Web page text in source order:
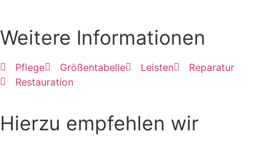
Weitere Informationen
Pflege Größentabelle Leisten
Reparatur
Restauration
Hierzu empfehlen wir